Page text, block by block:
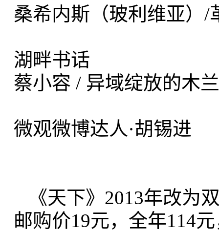
桑希内斯（玻利维亚
湖畔书话
蔡小容 / 异域绽
微观微博达人·胡锡进
《天下》2013年改为
邮购价19元，全年114